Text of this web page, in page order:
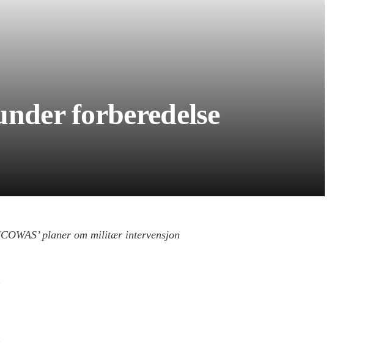
forberedelse
planer om militær intervensjon